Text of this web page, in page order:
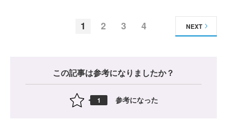
1 2 3 4 NEXT
この記事は参考になりましたか？
1 参考になった